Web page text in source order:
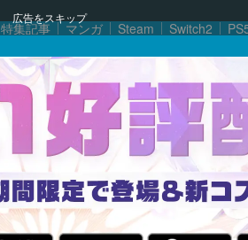
広告をスキップ
特集記事 マンガ Steam Switch2